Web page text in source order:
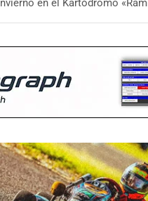
en el Kartódromo